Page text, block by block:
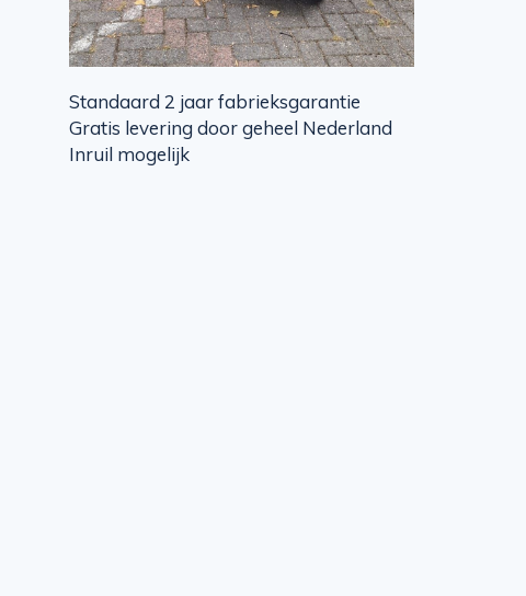
Standaard 2 jaar fabrieksgarantie
Gratis levering door geheel Nederland
Inruil mogelijk